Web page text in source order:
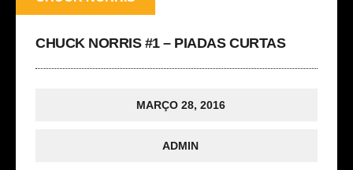
CHUCK NORRIS #1 – PIADAS CURTAS
MARÇO 28, 2016
ADMIN